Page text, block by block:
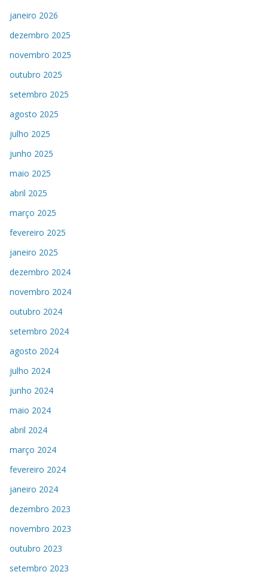
janeiro 2026
dezembro 2025
novembro 2025
outubro 2025
setembro 2025
agosto 2025
julho 2025
junho 2025
maio 2025
abril 2025
março 2025
fevereiro 2025
janeiro 2025
dezembro 2024
novembro 2024
outubro 2024
setembro 2024
agosto 2024
julho 2024
junho 2024
maio 2024
abril 2024
março 2024
fevereiro 2024
janeiro 2024
dezembro 2023
novembro 2023
outubro 2023
setembro 2023